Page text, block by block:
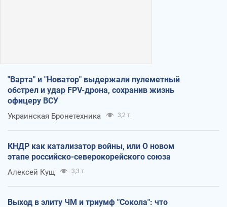
"Варта" и "Новатор" выдержали пулеметный
обстрел и удар FPV-дрона, сохранив жизнь
офицеру ВСУ
Украинская Бронетехника 3,2 т.
КНДР как катализатор войны, или О новом
этапе российско-северокорейского союза
Алексей Кущ 3,3 т.
Выход в элиту ЧМ и триумф "Сокола": что